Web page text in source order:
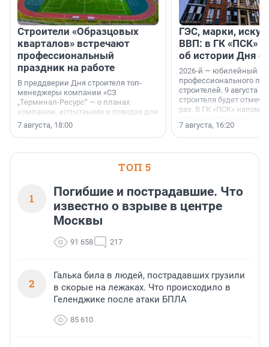
Строители «Образцовых
кварталов» встречают
профессиональный
праздник на работе
В преддверии Дня строителя топ-
менеджеры компании «СЗ
„Терминал-Ресурс“ — о планах
компании, испытаниях и поводах для
осторожного оптимизма.
7 августа, 18:00
ГЭС, марки,
ВВП: в ГК «ПСК»
об истории Дня
2026-й — юбилейный
профессионального
строителей. 9 августа
строителя будет
раз. В ГК «ПСК»
поменялась роль
7 августа, 16:20
ТОП 5
1
Погибшие и пострадавшие. Что
известно о взрыве в центре
Москвы
91 658 217
2
Галька била в людей, пострадавших грузили
в скорые на лежаках. Что происходило в
Геленджике после атаки БПЛА
85 610